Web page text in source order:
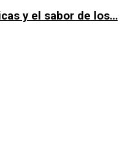
y el sabor de los…